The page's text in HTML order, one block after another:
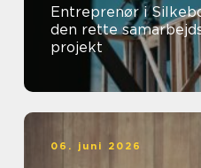
Entreprenør i
den rette
projekt
06. juni 2026